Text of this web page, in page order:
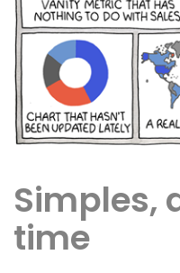
Simples,
time